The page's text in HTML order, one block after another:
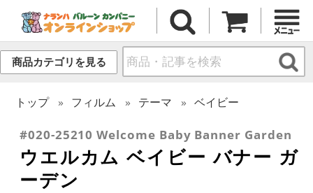
商品カテゴリを見る
トップ フィルム テーマ ベイビー
#020-25210 Welcome Baby Banner Garden
ウエルカム ベイビー バナー ガ
ーデン